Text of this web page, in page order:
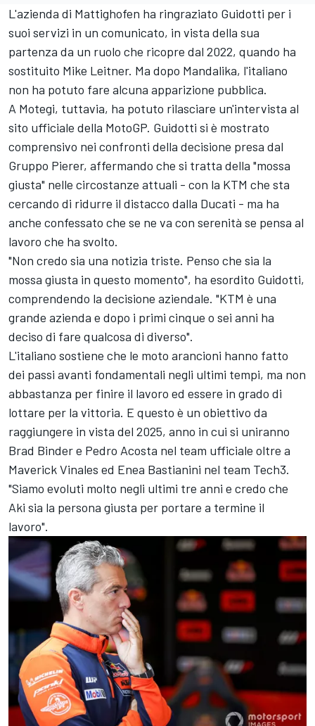
L'azienda di Mattighofen ha ringraziato Guidotti per i
suoi servizi in un comunicato, in vista della sua
partenza da un ruolo che ricopre dal 2022, quando ha
sostituito Mike Leitner. Ma dopo Mandalika, l'italiano
non ha potuto fare alcuna apparizione pubblica.
A Motegi, tuttavia, ha potuto rilasciare un'intervista al
sito ufficiale della MotoGP. Guidotti si è mostrato
comprensivo nei confronti della decisione presa dal
Gruppo Pierer, affermando che si tratta della "mossa
giusta" nelle circostanze attuali - con la KTM che sta
cercando di ridurre il distacco dalla Ducati - ma ha
anche confessato che se ne va con serenità se pensa al
lavoro che ha svolto.
"Non credo sia una notizia triste. Penso che sia la
mossa giusta in questo momento", ha esordito Guidotti,
comprendendo la decisione aziendale. "KTM è una
grande azienda e dopo i primi cinque o sei anni ha
deciso di fare qualcosa di diverso".
L'italiano sostiene che le moto arancioni hanno fatto
dei passi avanti fondamentali negli ultimi tempi, ma non
abbastanza per finire il lavoro ed essere in grado di
lottare per la vittoria. E questo è un obiettivo da
raggiungere in vista del 2025, anno in cui si uniranno
Brad Bindere Pedro Acosta nel team ufficiale oltre a
Maverick Vinales ed Enea Bastianini nel team Tech3.
"Siamo evoluti molto negli ultimi tre anni e credo che
Aki sia la persona giusta per portare a termine il
lavoro".